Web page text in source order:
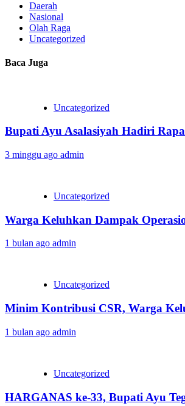
Daerah
Nasional
Olah Raga
Uncategorized
Baca Juga
Uncategorized
Bupati Ayu Asalasiyah Hadiri
3 minggu ago admin
Uncategorized
Warga Keluhkan Dampak
1 bulan ago admin
Uncategorized
Minim Kontribusi CSR, Warga
1 bulan ago admin
Uncategorized
HARGANAS ke-33, Bupati Ayu